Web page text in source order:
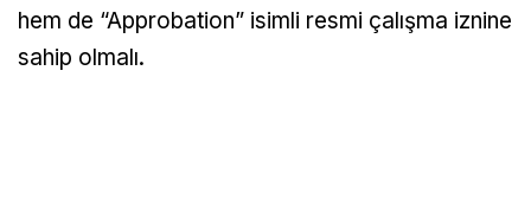
hem de “Approbation” isimli resmi çalışma iznine
sahip olmalı.